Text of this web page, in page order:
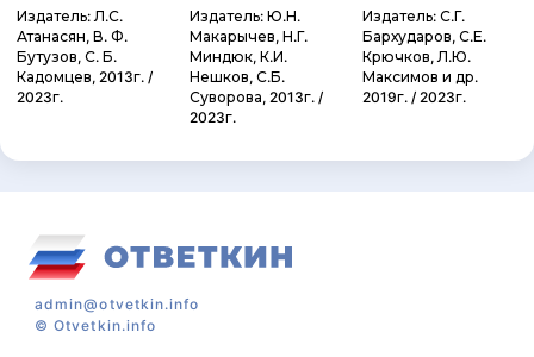
Издатель: Л.С.
Атанасян, В. Ф.
Бутузов, С. Б.
Кадомцев, 2013г. /
2023г.
Издатель: Ю.Н.
Макарычев, Н.Г.
Миндюк, К.И.
Нешков, С.Б.
Суворова, 2013г. /
2023г.
Издатель: С.Г.
Бархударов, С.Е.
Крючков, Л.Ю.
Максимов и др.
2019г. / 2023г.
admin@otvetkin.info
©Otvetkin.info